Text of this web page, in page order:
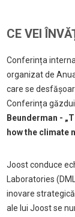
CE VEI
Conferința
organizat de
care se
Conferința
Beunderman -
how the climate
Joost conduce
Laboratories
inovare
ale lui Joost se